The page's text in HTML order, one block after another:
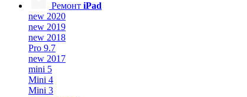
Ремонт iPad
new 2020
new 2019
new 2018
Pro 9.7
new 2017
mini 5
Mini 4
Mini 3